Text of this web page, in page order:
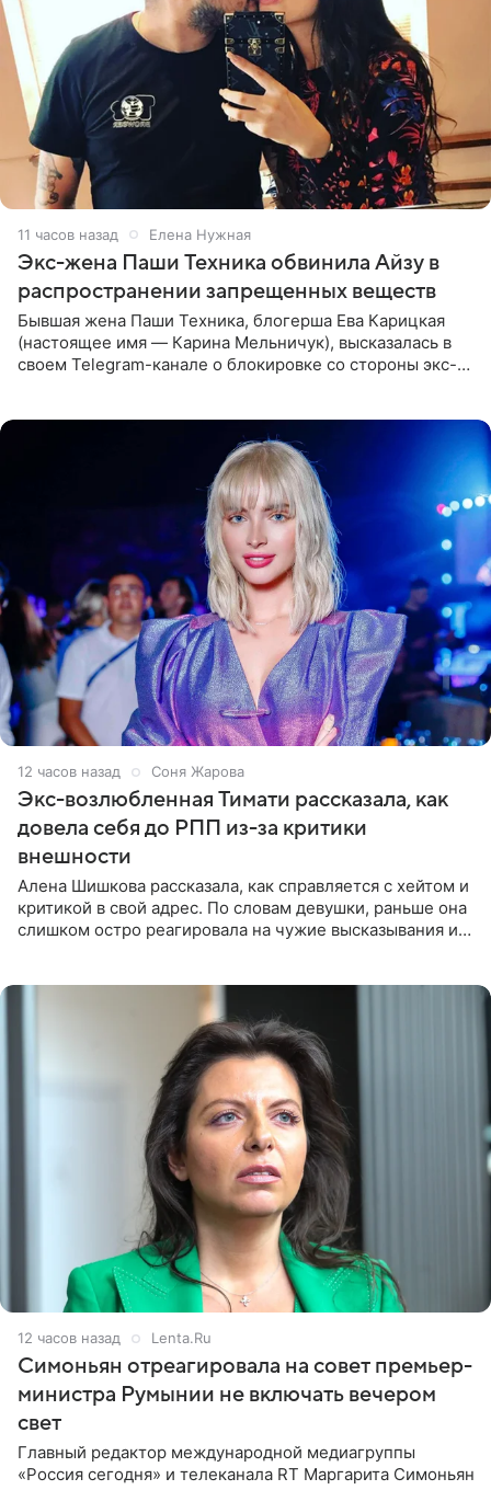
11 часов назад Елена Нужная
Экс-жена Паши Техника обвинила Айзу в
распространении запрещенных веществ
Бывшая жена Паши Техника, блогерша Ева Карицкая
(настоящее имя — Карина Мельничук), высказалась в
своем Telegram-канале о блокировке со стороны экс-
12 часов назад Соня Жарова
Экс-возлюбленная Тимати рассказала, как
довела себя до РПП из-за критики
внешности
Алена Шишкова рассказала, как справляется с хейтом и
критикой в свой адрес. По словам девушки, раньше она
слишком остро реагировала на чужие высказывания и
12 часов назад Lenta.Ru
Симоньян отреагировала на совет премьер-
министра Румынии не включать вечером
свет
Главный редактор международной медиагруппы
«Россия сегодня» и телеканала RT Маргарита Симоньян